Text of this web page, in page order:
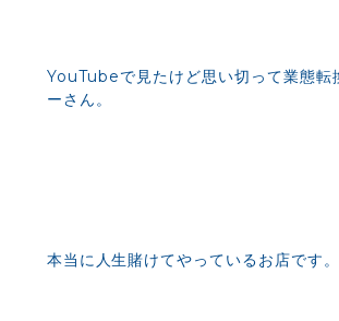
YouTubeで見たけど思い切って業態転
ーさん。
本当に人生賭けてやっているお店です。